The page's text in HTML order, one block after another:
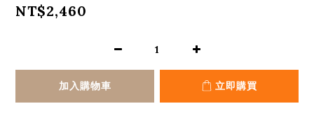
NT$2,460
加入購物車 立即購買